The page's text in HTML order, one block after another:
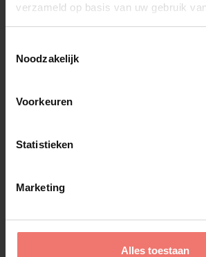
verzameld op basis van uw gebruik
Noodzakelijk
Voorkeuren
Statistieken
Marketing
Alles toestaan
€ 1495,-